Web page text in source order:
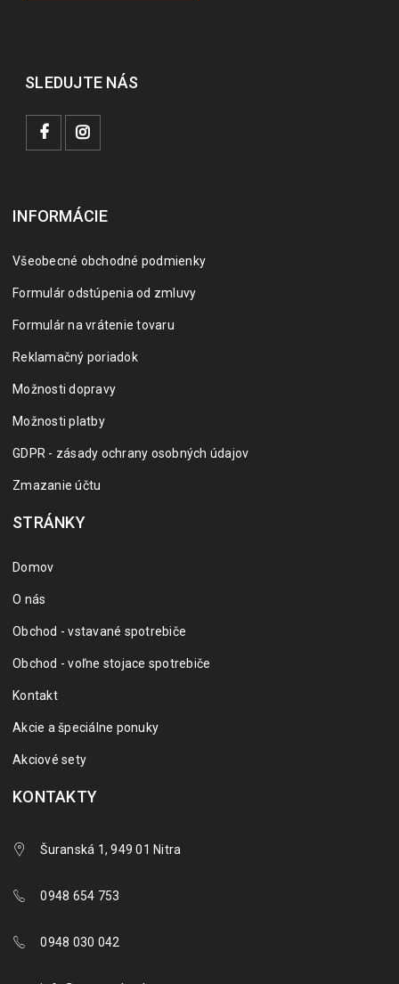
SLEDUJTE NÁS
INFORMÁCIE
Všeobecné obchodné podmienky
Formulár odstúpenia od zmluvy
Formulár na vrátenie tovaru
Reklamačný poriadok
Možnosti dopravy
Možnosti platby
GDPR - zásady ochrany osobných údajov
Zmazanie účtu
STRÁNKY
Domov
O nás
Obchod - vstavané spotrebiče
Obchod - voľne stojace spotrebiče
Kontakt
Akcie a špeciálne ponuky
Akciové sety
KONTAKTY
Šuranská 1, 949 01 Nitra
0948 654 753
0948 030 042